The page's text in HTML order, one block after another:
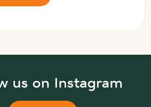
us on Instagram